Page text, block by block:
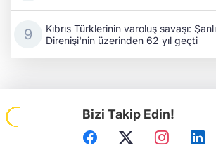
Kıbrıs Türklerinin varoluş savaşı:
Direnişi'nin üzerinden 62 yıl geçti
Bizi Takip Edin!